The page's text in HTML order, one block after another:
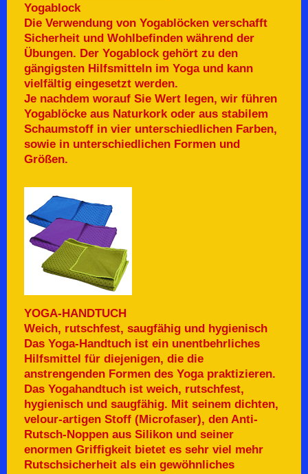
Yogablock
Die Verwendung von Yogablöcken verschafft
Sicherheit und Wohlbefinden während der
Übungen. Der Yogablock gehört zu den
gängigsten Hilfsmitteln im Yoga und kann
vielfältig eingesetzt werden.
Je nachdem worauf Sie Wert legen, wir führen
Yogablöcke aus Naturkork oder aus stabilem
Schaumstoff in vier unterschiedlichen Farben,
sowie in unterschiedlichen Formen und
Größen.
YOGA-HANDTUCH
Weich, rutschfest, saugfähig und hygienisch
Das Yoga-Handtuch ist ein unentbehrliches
Hilfsmittel für diejenigen, die die
anstrengenden Formen des Yoga praktizieren.
Das Yogahandtuch ist weich, rutschfest,
hygienisch und saugfähig. Mit seinem dichten,
velour-artigen Stoff (Microfaser), den Anti-
Rutsch-Noppen aus Silikon und seiner
enormen Griffigkeit bietet es sehr viel mehr
Rutschsicherheit als ein gewöhnliches